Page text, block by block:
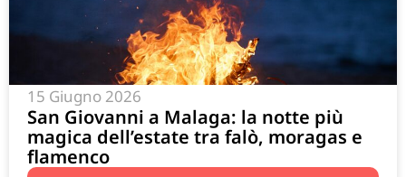
15 Giugno 2026
San Giovanni a Malaga: la notte più
magica dell’estate tra falò, moragas e
flamenco